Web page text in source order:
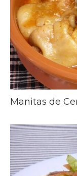
Manitas de